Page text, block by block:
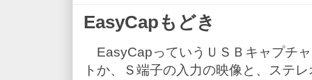
EasyCapもどき
EasyCapっていうＵＳＢキャプチ
トか、Ｓ端子の入力の映像と、ステ